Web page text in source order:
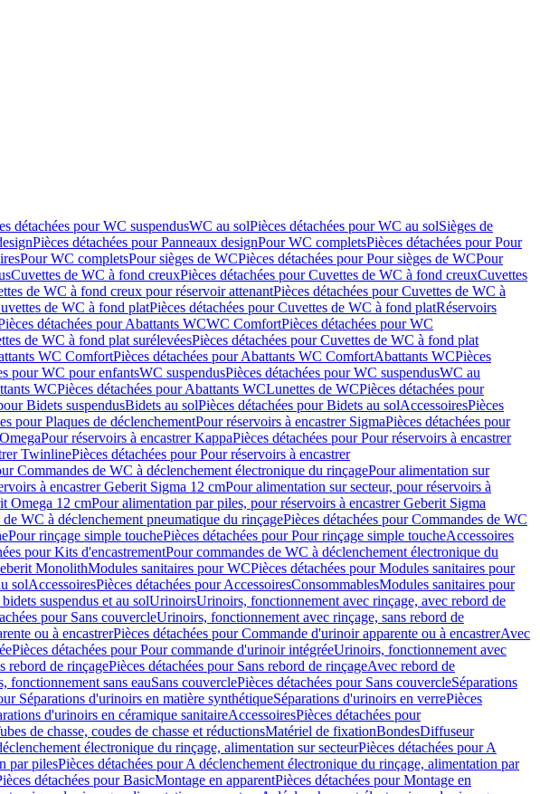
détachées pour WC suspendusWC au solPièces détachées pour WC au solSièges de
Pièces détachées pour Panneaux designPour WC completsPièces détachées pour Pour
Pour WC completsPour sièges de WCPièces détachées pour Pour sièges de WCPour
Cuvettes de WC à fond creuxPièces détachées pour Cuvettes de WC à fond creuxCuvettes
de WC à fond creux pour réservoir attenantPièces détachées pour Cuvettes de WC à
de WC à fond platPièces détachées pour Cuvettes de WC à fond platRéservoirs
détachées pour Abattants WCWC ComfortPièces détachées pour WC
de WC à fond plat surélevéesPièces détachées pour Cuvettes de WC à fond plat
WC ComfortPièces détachées pour Abattants WC ComfortAbattants WCPièces
pour WC pour enfantsWC suspendusPièces détachées pour WC suspendusWC au
WCPièces détachées pour Abattants WCLunettes de WCPièces détachées pour
Bidets suspendusBidets au solPièces détachées pour Bidets au solAccessoiresPièces
pour Plaques de déclenchementPour réservoirs à encastrer SigmaPièces détachées pour
Pour réservoirs à encastrer KappaPièces détachées pour Pour réservoirs à encastrer
TwinlinePièces détachées pour Pour réservoirs à encastrer
Commandes de WC à déclenchement électronique du rinçagePour alimentation sur
à encastrer Geberit Sigma 12 cmPour alimentation sur secteur, pour réservoirs à
Omega 12 cmPour alimentation par piles, pour réservoirs à encastrer Geberit Sigma
de WC à déclenchement pneumatique du rinçagePièces détachées pour Commandes de WC
Pour rinçage simple touchePièces détachées pour Pour rinçage simple toucheAccessoires
pour Kits d'encastrementPour commandes de WC à déclenchement électronique du
MonolithModules sanitaires pour WCPièces détachées pour Modules sanitaires pour
solAccessoiresPièces détachées pour AccessoiresConsommablesModules sanitaires pour
suspendus et au solUrinoirsUrinoirs, fonctionnement avec rinçage, avec rebord de
pour Sans couvercleUrinoirs, fonctionnement avec rinçage, sans rebord de
ou à encastrerPièces détachées pour Commande d'urinoir apparente ou à encastrerAvec
Pièces détachées pour Pour commande d'urinoir intégréeUrinoirs, fonctionnement avec
rebord de rinçagePièces détachées pour Sans rebord de rinçageAvec rebord de
fonctionnement sans eauSans couverclePièces détachées pour Sans couvercleSéparations
Séparations d'urinoirs en matière synthétiqueSéparations d'urinoirs en verrePièces
d'urinoirs en céramique sanitaireAccessoiresPièces détachées pour
de chasse, coudes de chasse et réductionsMatériel de fixationBondesDiffuseur
électronique du rinçage, alimentation sur secteurPièces détachées pour A
par pilesPièces détachées pour A déclenchement électronique du rinçage, alimentation par
détachées pour BasicMontage en apparentPièces détachées pour Montage en